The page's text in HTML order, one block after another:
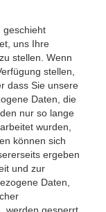
geschieht
uns Ihre
stellen. Wenn
stellen,
dass Sie unsere
Daten, die
nur so lange
wurden,
können sich
ergeben
und zur
Daten,